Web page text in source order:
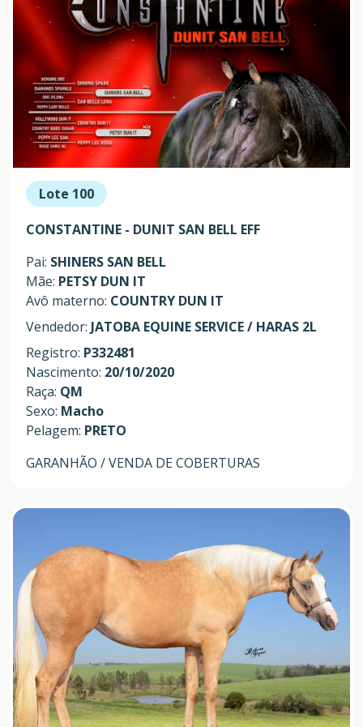
Lote 100
CONSTANTINE - DUNIT SAN BELL EFF
Pai: SHINERS SAN BELL
Mãe: PETSY DUN IT
Avô materno: COUNTRY DUN IT
Vendedor: JATOBA EQUINE SERVICE / HARAS 2L
Registro: P332481
Nascimento: 20/10/2020
Raça: QM
Sexo: Macho
Pelagem: PRETO
GARANHÃO / VENDA DE COBERTURAS